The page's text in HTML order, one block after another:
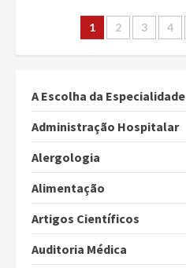
Paginação
dos
conteúdos
1 2 3 4
A Escolha da Especialidade
Administração Hospitalar
Alergologia
Alimentação
Artigos Científicos
Auditoria Médica